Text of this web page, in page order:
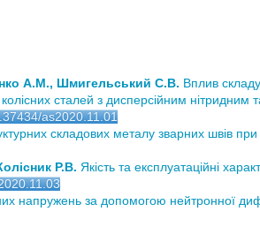
А.М., Шмигельський С.В. Вплив
сталей з дисперсійним нітридним
as2020.11.01
складових металу зварних швів
Р.В. Якість та експлуатаційні
напружень за допомогою нейтронної